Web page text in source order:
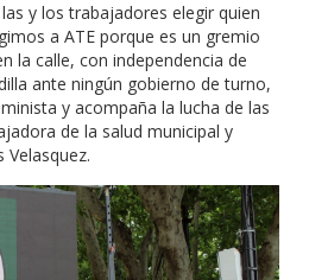
y los trabajadores elegir quien
a ATE porque es un gremio
la calle, con independencia de
ante ningún gobierno de turno,
y acompaña la lucha de las
de la salud municipal y